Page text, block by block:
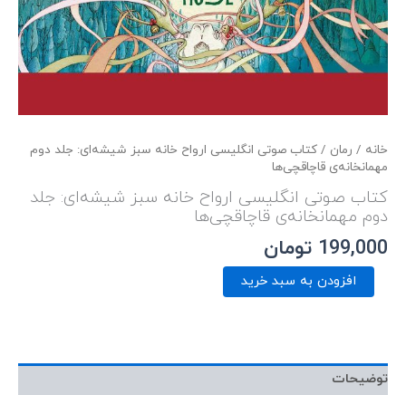
خانه / رمان / کتاب صوتی انگلیسی ارواح خانه سبز شیشه‌ای: جلد دوم
مهمانخانه‌ی قاچاقچی‌ها
کتاب صوتی انگلیسی ارواح خانه سبز شیشه‌ای: جلد
دوم مهمانخانه‌ی قاچاقچی‌ها
199,000 تومان
افزودن به سبد خرید
توضیحات